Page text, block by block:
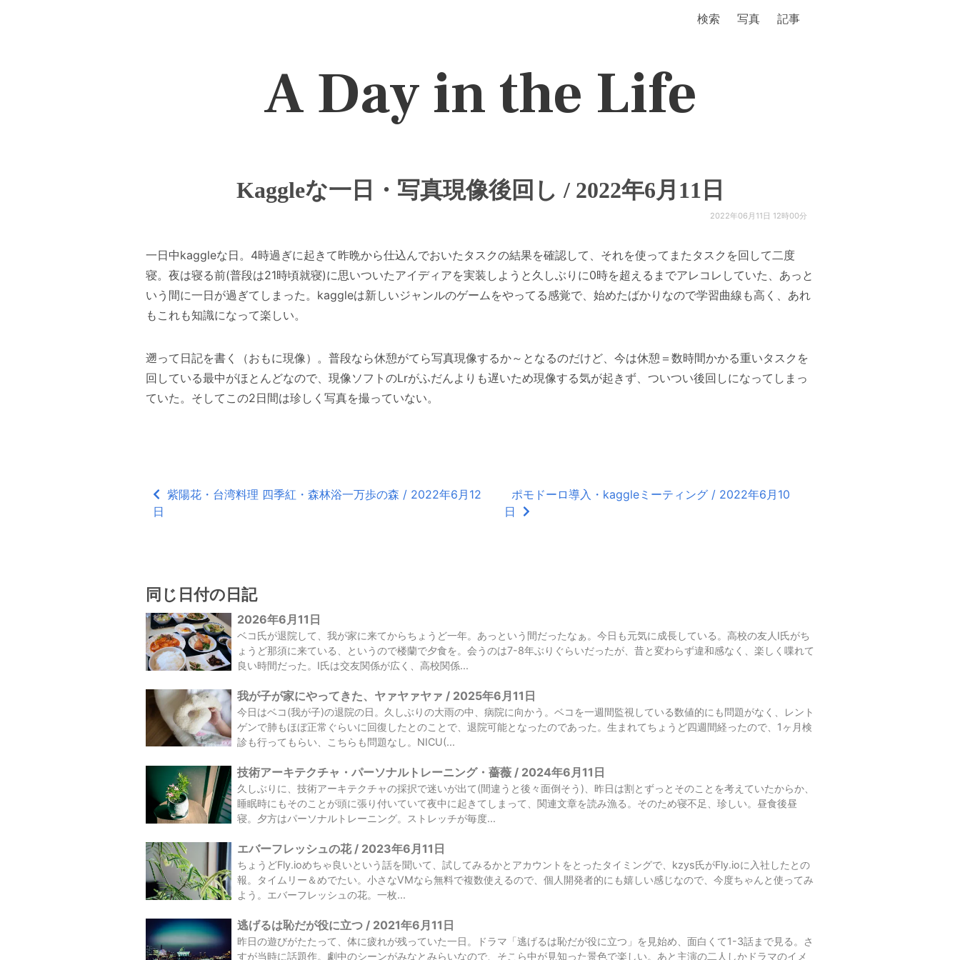
検索 写真 記事
A Day in the Life
Kaggleな一日・写真現像後回し / 2022年6月11日
2022年06月11日 12時00分
一日中kaggleな日。4時過ぎに起きて昨晩から仕込んでおいたタスクの結果を確認して、それを使ってまたタスクを回して二度
寝。夜は寝る前(普段は21時頃就寝)に思いついたアイディアを実装しようと久しぶりに0時を超えるまでアレコレしていた、あっと
いう間に一日が過ぎてしまった。kaggleは新しいジャンルのゲームをやってる感覚で、始めたばかりなので学習曲線も高く、あれ
もこれも知識になって楽しい。
遡って日記を書く（おもに現像）。普段なら休憩がてら写真現像するか～となるのだけど、今は休憩＝数時間かかる重いタスクを
回している最中がほとんどなので、現像ソフトのLrがふだんよりも遅いため現像する気が起きず、ついつい後回しになってしまっ
ていた。そしてこの2日間は珍しく写真を撮っていない。
紫陽花・台湾料理 四季紅・森林浴一万歩の森 / 2022年6月12
日
ポモドーロ導入・kaggleミーティング / 2022年6月10
日
同じ日付の日記
2026年6月11日
ベコ氏が退院して、我が家に来てからちょうど一年。あっという間だったなぁ。今日も元気に成長している。高校の友人I氏がち
ょうど那須に来ている、というので楼蘭で夕食を。会うのは7-8年ぶりぐらいだったが、昔と変わらず違和感なく、楽しく喋れて
良い時間だった。I氏は交友関係が広く、高校関係...
我が子が家にやってきた、ヤァヤァヤァ / 2025年6月11日
今日はベコ(我が子)の退院の日。久しぶりの大雨の中、病院に向かう。ベコを一週間監視している数値的にも問題がなく、レント
ゲンで肺もほぼ正常ぐらいに回復したとのことで、退院可能となったのであった。生まれてちょうど四週間経ったので、1ヶ月検
診も行ってもらい、こちらも問題なし。NICU(...
技術アーキテクチャ・パーソナルトレーニング・薔薇 / 2024年6月11日
久しぶりに、技術アーキテクチャの採択で迷いが出て(間違うと後々面倒そう)、昨日は割とずっとそのことを考えていたからか、
睡眠時にもそのことが頭に張り付いていて夜中に起きてしまって、関連文章を読み漁る。そのため寝不足、珍しい。昼食後昼
寝。夕方はパーソナルトレーニング。ストレッチが毎度...
エバーフレッシュの花 / 2023年6月11日
ちょうどFly.ioめちゃ良いという話を聞いて、試してみるかとアカウントをとったタイミングで、kzys氏がFly.ioに入社したとの
報。タイムリー＆めでたい。小さなVMなら無料で複数使えるので、個人開発者的にも嬉しい感じなので、今度ちゃんと使ってみ
よう。エバーフレッシュの花。一枚...
逃げるは恥だが役に立つ / 2021年6月11日
昨日の遊びがたたって、体に疲れが残っていた一日。ドラマ「逃げるは恥だが役に立つ」を見始め、面白くて1-3話まで見る。さ
すが当時に話題作。劇中のシーンがみなとみらいなので、そこら中が見知った景色で楽しい。あと主演の二人しかドラマのイメ